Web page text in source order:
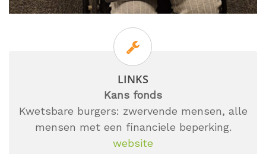
LINKS
Kans fonds
Kwetsbare burgers: zwervende mensen, alle
mensen met een financiele beperking.
website